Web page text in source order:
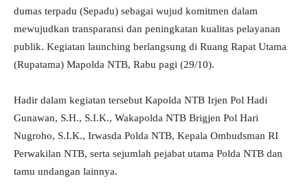
dumas terpadu (Sepadu) sebagai wujud komitmen dalam
mewujudkan transparansi dan peningkatan kualitas pelayanan
publik. Kegiatan launching berlangsung di Ruang Rapat Utama
(Rupatama) Mapolda NTB, Rabu pagi (29/10).
Hadir dalam kegiatan tersebut Kapolda NTB Irjen Pol Hadi
Gunawan, S.H., S.I.K., Wakapolda NTB Brigjen Pol Hari
Nugroho, S.I.K., Irwasda Polda NTB, Kepala Ombudsman RI
Perwakilan NTB, serta sejumlah pejabat utama Polda NTB dan
tamu undangan lainnya.